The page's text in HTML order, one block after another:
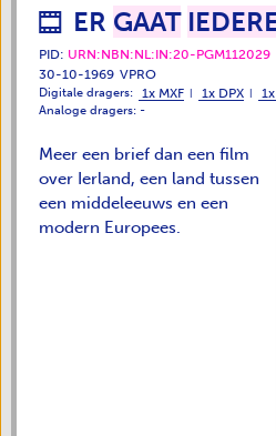
ER GAAT
PID: URN:NBN:NL:IN:20-PGM112029
30-10-1969 VPRO
Digitale dragers: 1x MXF 1x DPX
Analoge dragers: -
Meer een brief dan een film
over Ierland, een land tussen
een middeleeuws en een
modern Europees.